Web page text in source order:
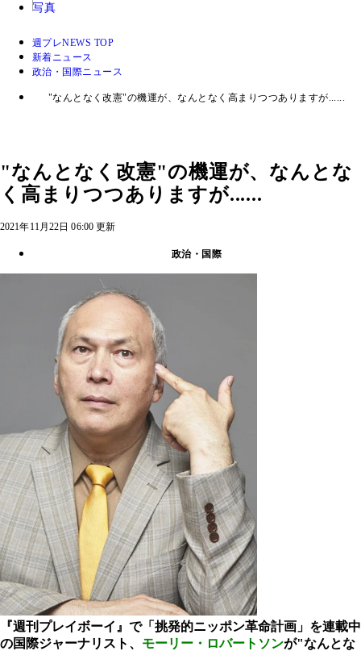
写真
週プレNEWS TOP
新着ニュース
政治・国際ニュース
"なんとなく改憲"の機運が、なんとなく高まりつつありますが......
"なんとなく改憲"の機運が、なんとな
く高まりつつありますが......
2021年11月22日 06:00 更新
政治・国際
『週刊プレイボーイ』で「挑発的ニッポン革命計画」を連載中
の国際ジャーナリスト、 モーリー・ロバートソンが"なんとな